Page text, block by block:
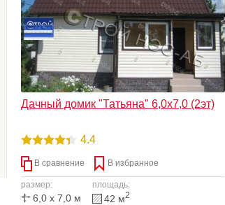
Дачный домик "Татьяна" 6,0х7,0 (2эт)
4.4
В сравнение В избранное
размер:
6,0 x 7,0 м
площадь:
42 м2